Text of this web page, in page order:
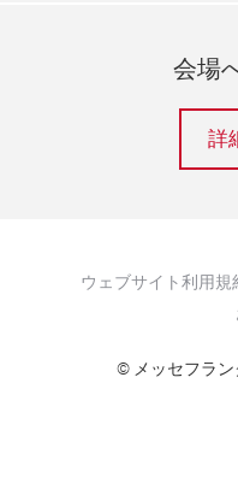
会場
詳
ウェブサイト利用規
© メッセフラン